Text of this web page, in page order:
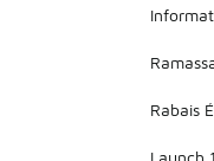
Rabais
Launch